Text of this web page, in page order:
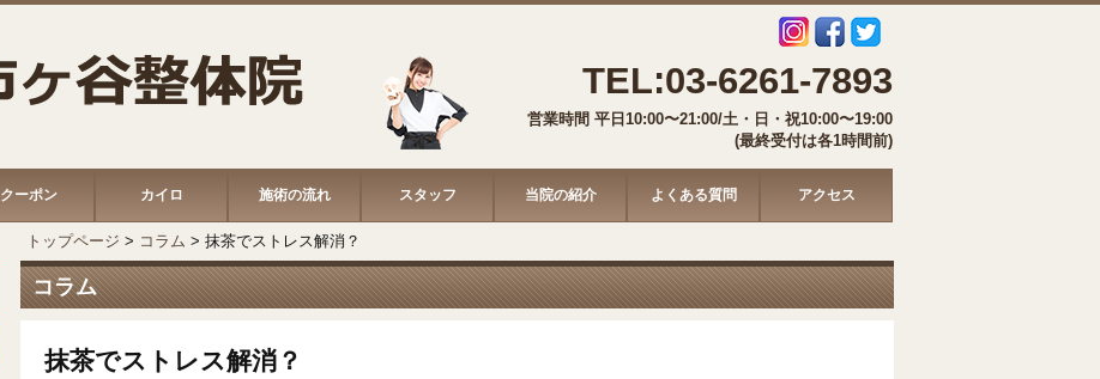
TEL:03-6261-7893
営業時間 平日10:00〜21:00/土・日・祝10:00〜19:00
(最終受付は各1時間前)
クーポン カイロ 施術の流れ スタッフ 当院の紹介 よくある質問 アクセス
トップページ > コラム > 抹茶でストレス解消？
コラム
抹茶でストレス解消？